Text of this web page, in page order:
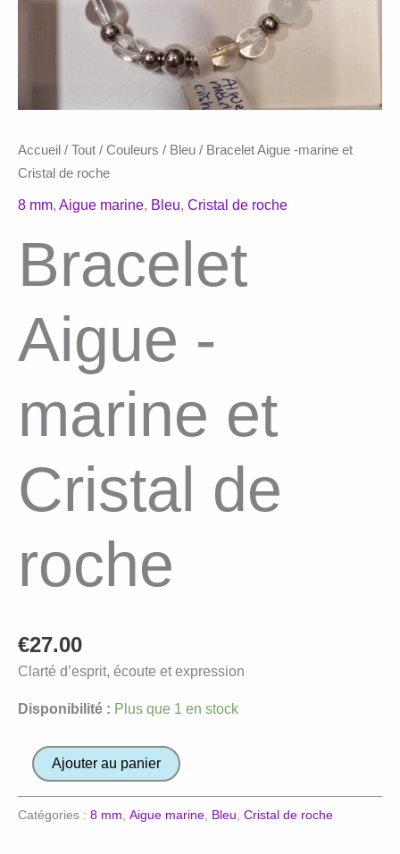
Accueil / Tout / Couleurs / Bleu / Bracelet Aigue -marine et
Cristal de roche
8 mm, Aigue marine, Bleu, Cristal de roche
Bracelet
Aigue -
marine et
Cristal de
roche
€27.00
Clarté d’esprit, écoute et expression
Disponibilité : Plus que 1 en stock
quantité
Aigue
Ajouter au panier
Catégories : 8 mm, Aigue marine, Bleu, Cristal de roche